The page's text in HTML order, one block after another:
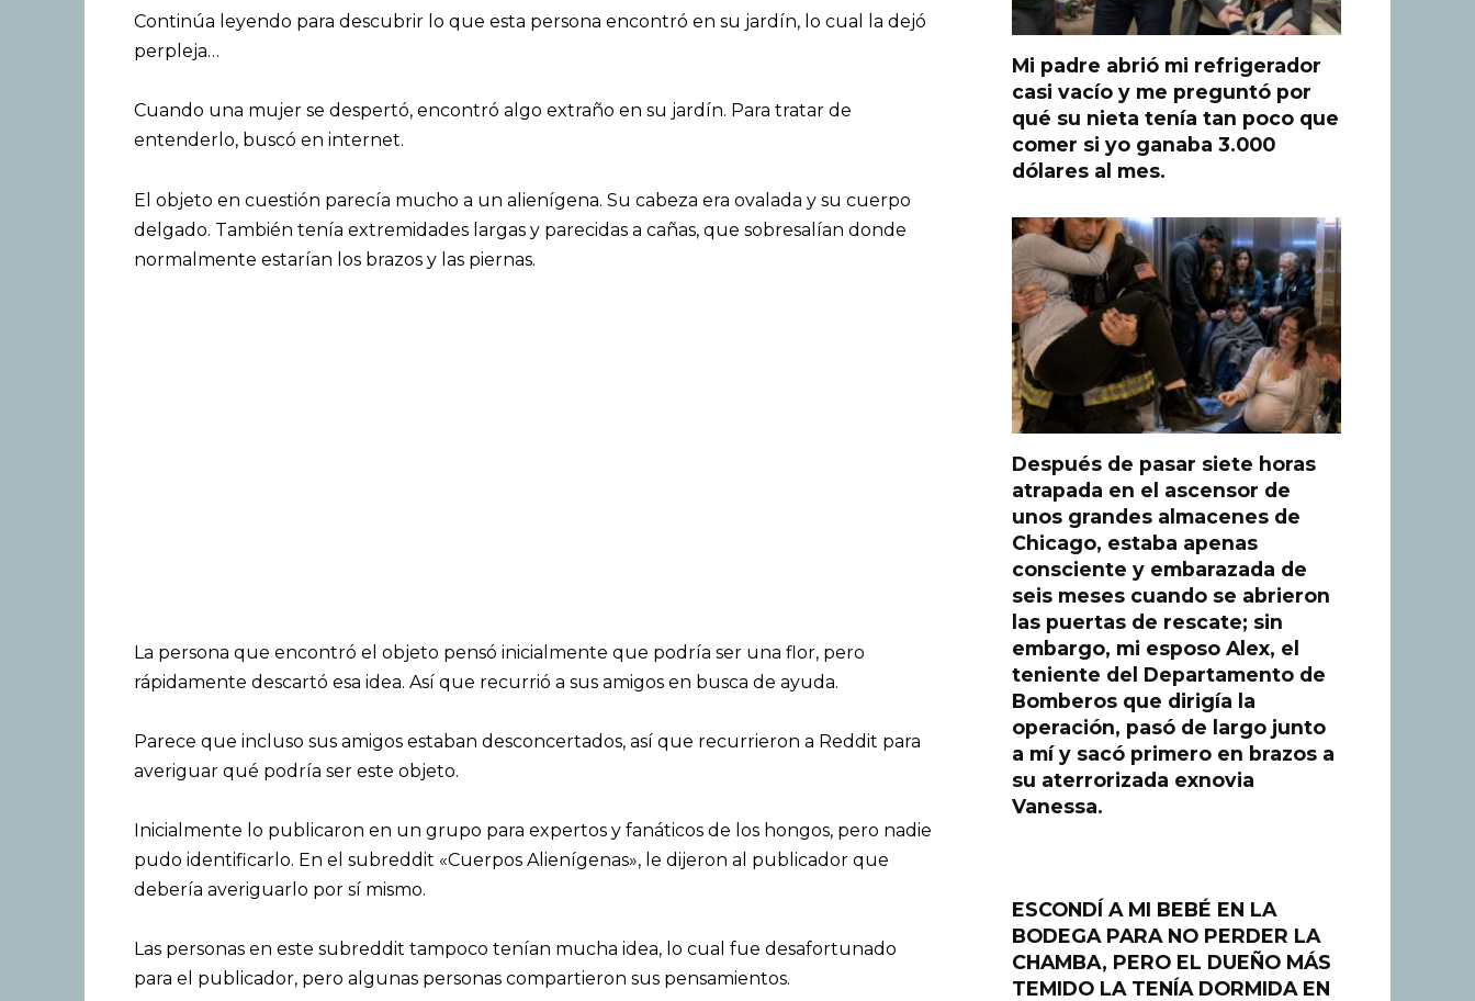
Continúa leyendo para descubrir lo que esta persona encontró en su jardín, lo cual la dejó
perpleja…
Cuando una mujer se despertó, encontró algo extraño en su jardín. Para tratar de
entenderlo, buscó en internet.
El objeto en cuestión parecía mucho a un alienígena. Su cabeza era ovalada y su cuerpo
delgado. También tenía extremidades largas y parecidas a cañas, que sobresalían donde
normalmente estarían los brazos y las piernas.
La persona que encontró el objeto pensó inicialmente que podría ser una flor, pero
rápidamente descartó esa idea. Así que recurrió a sus amigos en busca de ayuda.
Parece que incluso sus amigos estaban desconcertados, así que recurrieron a Reddit para
averiguar qué podría ser este objeto.
Inicialmente lo publicaron en un grupo para expertos y fanáticos de los hongos, pero nadie
pudo identificarlo. En el subreddit «Cuerpos Alienígenas», le dijeron al publicador que
debería averiguarlo por sí mismo.
Las personas en este subreddit tampoco tenían mucha idea, lo cual fue desafortunado
para el publicador, pero algunas personas compartieron sus pensamientos.
Mi padre abrió mi refrigerador
casi vacío y me preguntó por
qué su nieta tenía tan poco que
comer si yo ganaba 3.000
dólares al mes.
Después de pasar siete horas
atrapada en el ascensor de
unos grandes almacenes de
Chicago, estaba apenas
consciente y embarazada de
seis meses cuando se abrieron
las puertas de rescate; sin
embargo, mi esposo Alex, el
teniente del Departamento de
Bomberos que dirigía la
operación, pasó de largo junto
a mí y sacó primero en brazos a
su aterrorizada exnovia
Vanessa.
ESCONDÍ A MI BEBÉ EN LA
BODEGA PARA NO PERDER LA
CHAMBA, PERO EL DUEÑO MÁS
TEMIDO LA TENÍA DORMIDA EN